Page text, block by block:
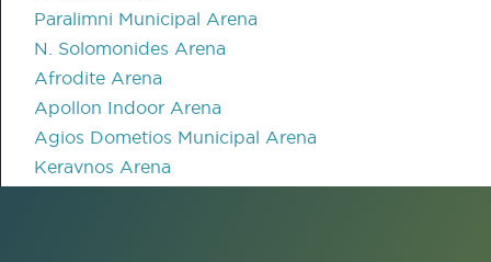
Paralimni Municipal Arena
N. Solomonides Arena
Afrodite Arena
Apollon Indoor Arena
Agios Dometios Municipal Arena
Keravnos Arena